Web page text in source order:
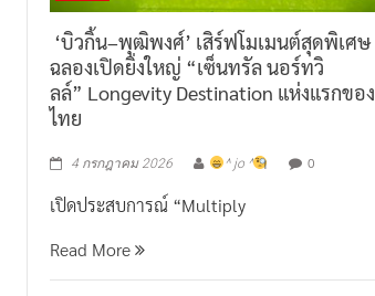
‘บิวกิ้น–พุฒิพงศ์’ เสิร์ฟโมเมนต์สุดพิเศษ
ฉลองเปิดยิ่งใหญ่ “เซ็นทรัล นอร์ทวิ
ลล์” Longevity Destination แห่งแรกของ
ไทย
4 กรกฎาคม 2026 ^ jo ^ 0
เปิดประสบการณ์ “Multiply
Read More